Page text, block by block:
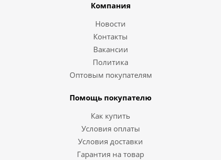
Компания
Новости
Контакты
Вакансии
Политика
Оптовым покупателям
Помощь покупателю
Как купить
Условия оплаты
Условия доставки
Гарантия на товар